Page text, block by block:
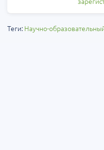
Теги: Научно-